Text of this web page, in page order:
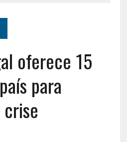
oferece 15
para